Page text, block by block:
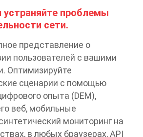
устраняйте проблемы
сети.
представление о
пользователей с вашими
Оптимизируйте
сценарии с помощью
опыта (DEM),
веб, мобильные
мониторинг на
в любых браузерах, API